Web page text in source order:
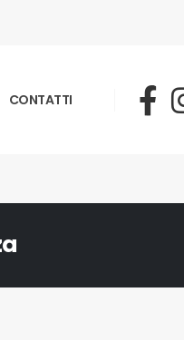
CONTATTI